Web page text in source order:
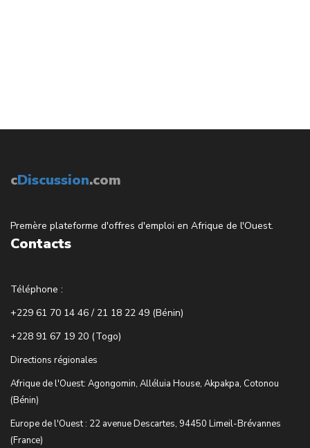
cDiscussion.com
Premère plateforme d'offres d'emploi en Afrique de l'Ouest.
Contacts
Téléphone :
+229 61 70 14 46 / 21 18 22 49 (Bénin)
+228 91 67 19 20 (Togo)
Directions régionales
Afrique de l'Ouest: Agongomin, Alléluia House, Akpakpa, Cotonou
(Bénin)
Europe de l'Ouest : 22 avenue Descartes, 94450 Limeil-Brévannes
(France)